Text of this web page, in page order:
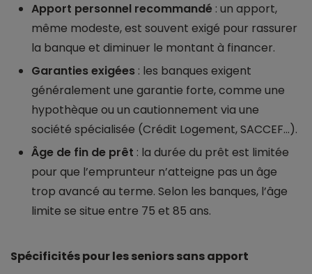
Apport personnel recommandé : un apport,
même modeste, est souvent exigé pour rassurer
la banque et diminuer le montant à financer.
Garanties exigées : les banques exigent
généralement une garantie forte, comme une
hypothèque ou un cautionnement via une
société spécialisée (Crédit Logement, SACCEF…).
Âge de fin de prêt : la durée du prêt est limitée
pour que l’emprunteur n’atteigne pas un âge
trop avancé au terme. Selon les banques, l’âge
limite se situe entre 75 et 85 ans.
Spécificités pour les seniors sans apport